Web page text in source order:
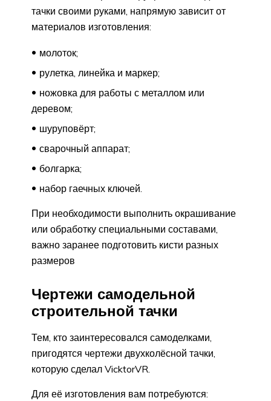
тачки своими руками, напрямую зависит от
материалов изготовления:
молоток;
рулетка, линейка и маркер;
ножовка для работы с металлом или
деревом;
шуруповёрт;
сварочный аппарат;
болгарка;
набор гаечных ключей.
При необходимости выполнить окрашивание
или обработку специальными составами,
важно заранее подготовить кисти разных
размеров
Чертежи самодельной
строительной тачки
Тем, кто заинтересовался самоделками,
пригодятся чертежи двухколёсной тачки,
которую сделал VicktorVR.
Для её изготовления вам потребуются: